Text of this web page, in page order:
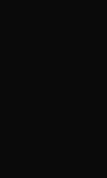
от 2 100 грн